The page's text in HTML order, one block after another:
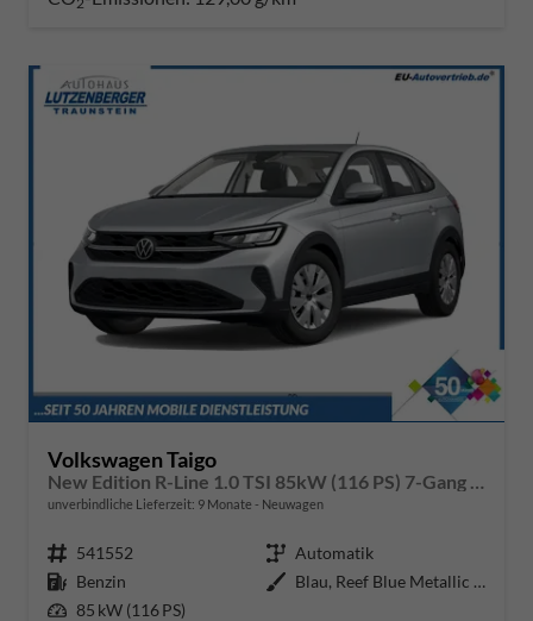
Volkswagen Taigo
unverbindliche Lieferzeit: 9 Monate Neuwagen
Fahrzeugnr. 541552 Getriebe Automatik
Kraftstoff Benzin Außenfarbe
Blau, Reef Blue Metallic / Dach
Leistung 85 kW (116 PS)